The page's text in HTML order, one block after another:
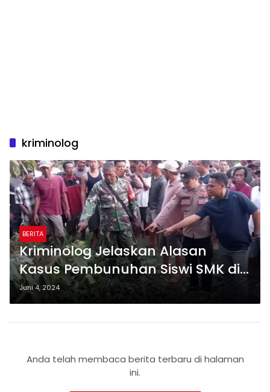
kriminolog
BERITA
Kriminolog Jelaskan Alasan
Kasus Pembunuhan Siswi SMK di
Mesuji Belum Terpecahkan
Juni 4, 2024
Anda telah membaca berita terbaru di halaman
ini.